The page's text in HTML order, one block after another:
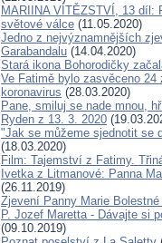
MARIINA VÍTĚZSTVÍ, 13 díl:
světové válce (11.05.2020)
Jedno z nejvýznamnějších
Garabandalu (14.04.2020)
Stará ikona Bohorodičky
Ve Fatimě bylo zasvěceno
koronavirus (28.03.2020)
Pane, smiluj se nade mnou,
Ryden z 13. 3. 2020
"Jak se můžeme sjednotit se
(18.03.2020)
Film: Tajemství z Fatimy.
Ivetka z Litmanové: Panna
(26.11.2019)
Zjevení Panny Marie
P. Jozef Maretta - Dávajte si
(09.10.2019)